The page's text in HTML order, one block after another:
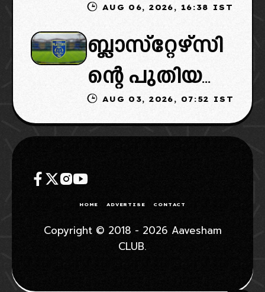
യുവതാരങ്ങ
ളെ
ഉടമകളെത്താ
ൻ വൈകും,
കോടതിയുടെ
നീക്കവും
നിർണായകം
ഐഎസ്എല്ലി
ൽ പുതിയ
ടീമിനെ
ഉൾപ്പെടുത്താ
ൻ
എഐഎഫ്എ
ഫ്: വരുന്നത്
ഗോവൻ
AUG 06, 2026, 16:38 IST
ബ്ലാസ്‌റ്റേഴ്‌സി
ന്റെ പുതിയ
ഉടമകളിൽ
മലബാറിൽ
നിന്നുള്ള
ബിസിനസ്
ഗ്രൂപ്പും:
AUG 03, 2026, 07:52 IST
HOME ADVERTISE CONTACT
Copyright © 2018 - 2026 Aavesham
CLUB.